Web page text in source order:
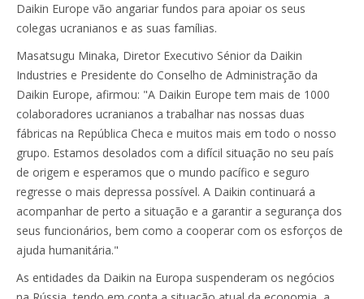
Daikin Europe vão angariar fundos para apoiar os seus
colegas ucranianos e as suas famílias.
Masatsugu Minaka, Diretor Executivo Sénior da Daikin
Industries e Presidente do Conselho de Administração da
Daikin Europe, afirmou: "A Daikin Europe tem mais de 1000
colaboradores ucranianos a trabalhar nas nossas duas
fábricas na República Checa e muitos mais em todo o nosso
grupo. Estamos desolados com a difícil situação no seu país
de origem e esperamos que o mundo pacífico e seguro
regresse o mais depressa possível. A Daikin continuará a
acompanhar de perto a situação e a garantir a segurança dos
seus funcionários, bem como a cooperar com os esforços de
ajuda humanitária."
As entidades da Daikin na Europa suspenderam os negócios